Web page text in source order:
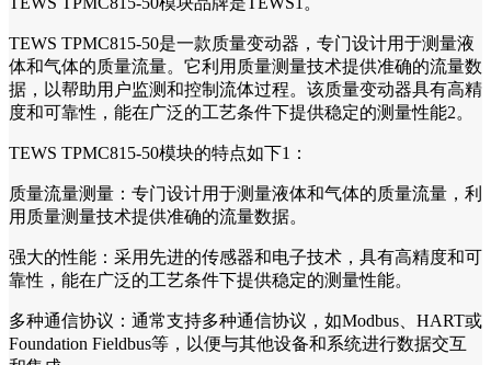
TEWS TPMC815-50是一款质量变动器，专门设计用于测量液
体和气体的质量流量。它利用质量测量技术提供准确的流量数
据，以帮助用户监测和控制流体过程。该质量变动器具有高精
度和可靠性，能在广泛的工艺条件下提供稳定的测量性能2。
TEWS TPMC815-50模块的特点如下1：
质量流量测量：专门设计用于测量液体和气体的质量流量，利
用质量测量技术提供准确的流量数据。
强大的性能：采用先进的传感器和电子技术，具有高精度和可
靠性，能在广泛的工艺条件下提供稳定的测量性能。
多种通信协议：通常支持多种通信协议，如Modbus、HART或
Foundation Fieldbus等，以便与其他设备和系统进行数据交互